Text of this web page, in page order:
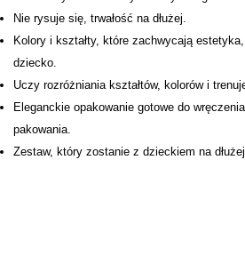
Nie rysuje się, trwałość na dłużej.
Kolory i kształty, które zachwycają
dziecko.
Uczy rozróżniania kształtów, kolorów i
Eleganckie opakowanie gotowe do
pakowania.
Zestaw, który zostanie z dzieckiem na